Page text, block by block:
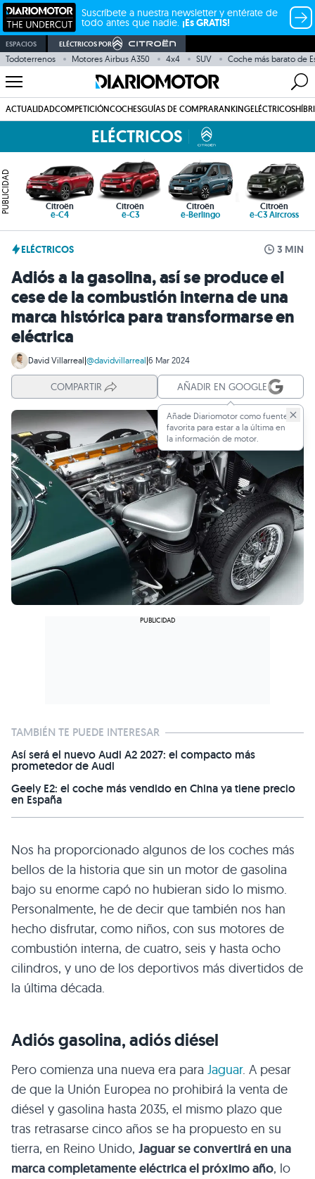
Suscríbete a nuestra newsletter y entérate de
todo antes que nadie. ¡Es GRATIS!
ESPACIOS ELÉCTRICOS POR
Todoterrenos Motores Airbus A350 4x4 SUV Coche más barato de
ACTUALIDADCOMPETICIÓNCOCHESGUÍAS DE COMPRARANKINGELÉCTRICOS
ELÉCTRICOS
PUBLICIDAD Citroën
ë-C4
Citroën
ë-C3
Citroën
ë-Berlingo
Citroën
ë-C3 Aircross
ELÉCTRICOS 3 MIN
Adiós a la gasolina, así se produce el
cese de la combustión interna de una
marca histórica para transformarse en
eléctrica
David Villarreal|@davidvillarreal|6 Mar 2024
COMPARTIR AÑADIR EN GOOGLE
Añade Diariomotor como fuente
favorita para estar a la última en
la información de motor.
TAMBIÉN TE PUEDE INTERESAR
Así será el nuevo Audi A2 2027: el compacto más
prometedor de Audi
Geely E2: el coche más vendido en China ya tiene precio
en España
Nos ha proporcionado algunos de los coches más
bellos de la historia que sin un motor de gasolina
bajo su enorme capó no hubieran sido lo mismo.
Personalmente, he de decir que también nos han
hecho disfrutar, como niños, con sus motores de
combustión interna, de cuatro, seis y hasta ocho
cilindros, y uno de los deportivos más divertidos de
la última década.
Adiós gasolina, adiós diésel
Pero comienza una nueva era para Jaguar. A pesar
de que la Unión Europea no prohibirá la venta de
diésel y gasolina hasta 2035, el mismo plazo que
tras retrasarse cinco años se ha propuesto en su
tierra, en Reino Unido, Jaguar se convertirá en una
marca completamente eléctrica el próximo año, lo